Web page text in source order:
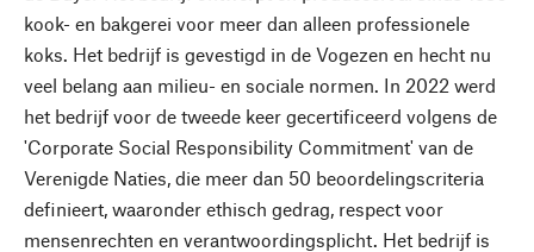
kook- en bakgerei voor meer dan alleen professionele
koks. Het bedrijf is gevestigd in de Vogezen en hecht nu
veel belang aan milieu- en sociale normen. In 2022 werd
het bedrijf voor de tweede keer gecertificeerd volgens de
'Corporate Social Responsibility Commitment' van de
Verenigde Naties, die meer dan 50 beoordelingscriteria
definieert, waaronder ethisch gedrag, respect voor
mensenrechten en verantwoordingsplicht. Het bedrijf is